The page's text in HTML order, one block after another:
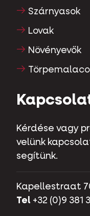
Szárnyasok
Lovak
Növényevők
Kérdése vagy
velünk
segítünk.
Kapellestraat
Tel +32 (0)9 381